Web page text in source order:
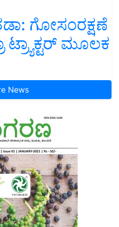
ಗೋಸಂರಕ್ಷಣೆ
ಟ್ರ್ಯಾಕ್ಟರ್ ಮೂಲಕ
News